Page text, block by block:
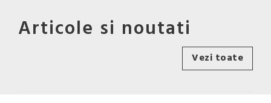
Articole si noutati
Vezi toate